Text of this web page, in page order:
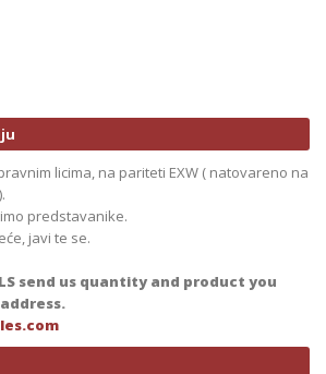
licima, na pariteti EXW ( natovareno na
predstavanike.
javi te se.
send us quantity and product you